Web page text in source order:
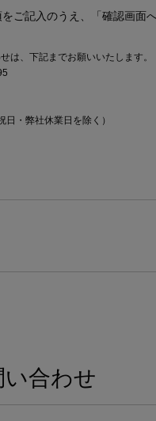
ご記入のうえ、「確認画
は、下記までお願いいたします。
日・弊社休業日を除く）
合わせ